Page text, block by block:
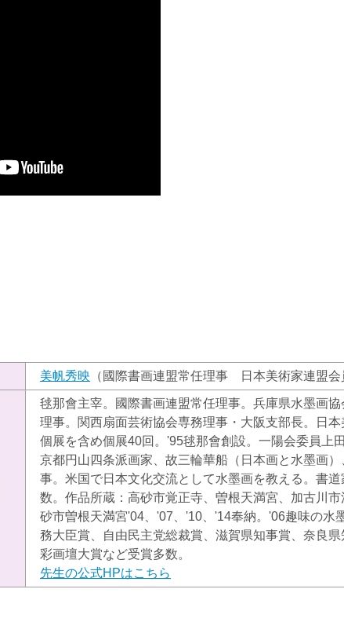
美帆秀映 （國際書画連盟常任理事 日本美術家連盟会
毬那會主宰。國際書画連盟常任理事。兵庫県水墨画
理事。関西扇面芸術協会専務理事・大阪支部長。日
個展を含め個展40回。'95毬那會創設。一陽会委員上
京都円山四条派画家、故三輪華船（日本画と水墨画
事。米国で日本文化交流として水墨画を教える。書
数。作品所蔵：高砂市覚正寺、曽根天満宮、加古川
砂市曽根天満宮'04、'07、'10、'14奉納。'06趣味の水
務大臣賞、自由民主党総裁賞、滋賀県知事賞、奈良
彩画壇大賞など受賞多数。
先生の公式HPはこちら